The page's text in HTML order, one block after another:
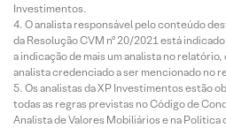
Investimentos.
O analista responsável pelo conteúdo
da Resolução CVM nº 20/2021 está
a indicação de mais um analista no
analista credenciado a ser mencionado no
Os analistas da XP Investimentos estão
todas as regras previstas no Código de
Analista de Valores Mobiliários e na Política